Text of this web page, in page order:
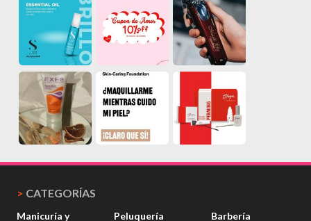
> CATEGORÍAS
Manicuría y
Peluquería
Barbería